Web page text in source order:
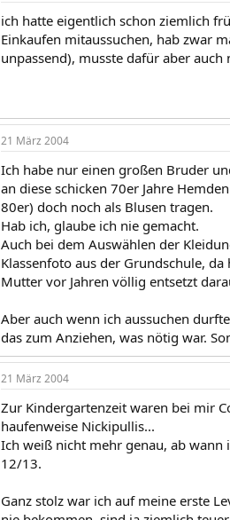
ich hatte eigentlich schon ziemlich
Einkaufen mitaussuchen, hab zwar
unpassend), musste dafür aber
21 März 2004
Ich habe nur einen großen Bruder
an diese schicken 70er Jahre
80er) doch noch als Blusen tragen.
Hab ich, glaube ich nie gemacht.
Auch bei dem Auswählen der
Klassenfoto aus der Grundschule,
Mutter vor Jahren völlig entsetzt
Aber auch wenn ich aussuchen
das zum Anziehen, was nötig war.
21 März 2004
Zur Kindergartenzeit waren bei mir
haufenweise Nickipullis...
Ich weiß nicht mehr genau, ab wann
12/13.
Ganz stolz war ich auf meine erste